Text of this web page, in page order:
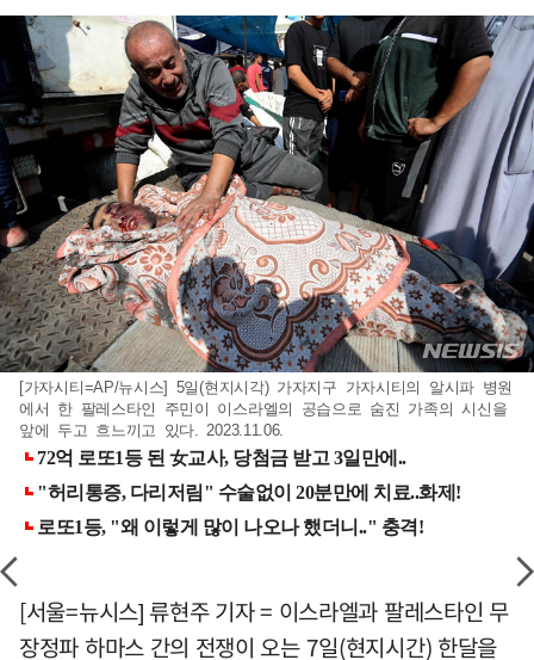
[가자시티=AP/뉴시스] 5일(현지시각) 가자지구 가자시티의 알시파 병원
에서 한 팔레스타인 주민이 이스라엘의 공습으로 숨진 가족의 시신을
앞에 두고 흐느끼고 있다. 2023.11.06.
[서울=뉴시스] 류현주 기자 = 이스라엘과 팔레스타인 무
장정파 하마스 간의 전쟁이 오는 7일(현지시간) 한달을